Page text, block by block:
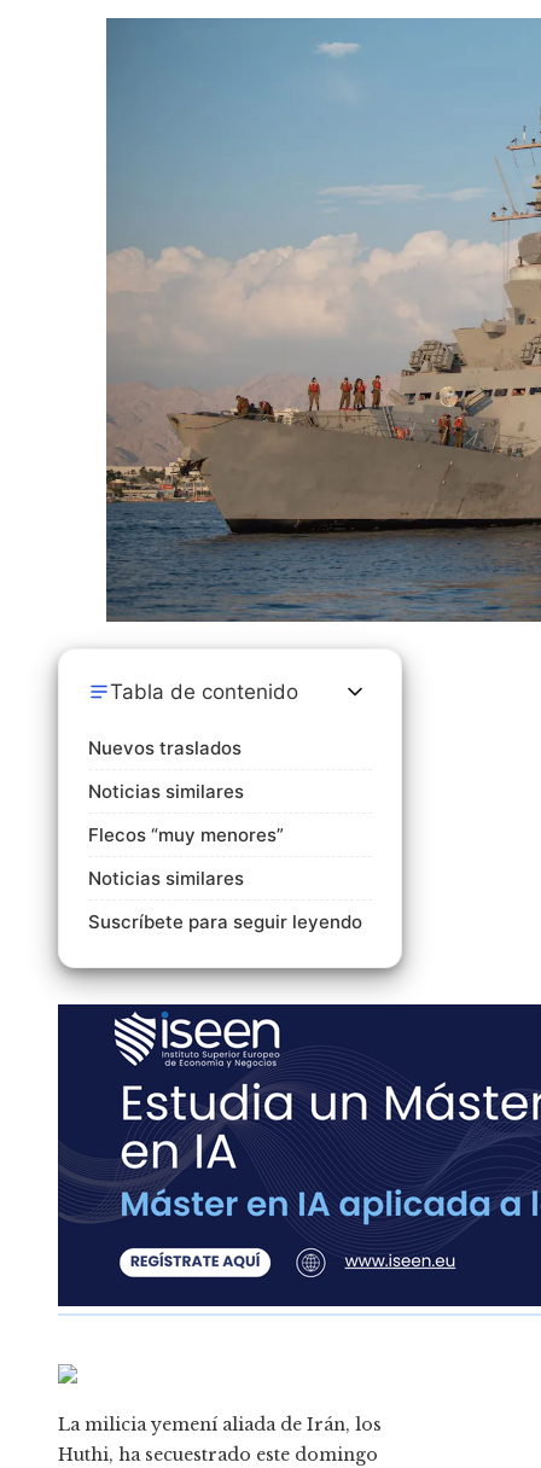
Tabla de contenido
Nuevos traslados
Noticias similares
Flecos “muy menores”
Noticias similares
Suscríbete para seguir leyendo
La milicia yemení aliada de Irán, los
Huthi, ha secuestrado este domingo